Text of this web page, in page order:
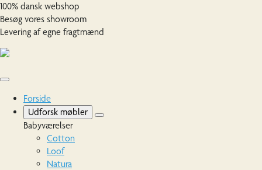
100% dansk webshop
Besøg vores showroom
Levering af egne fragtmænd
Forside
Udforsk møbler
Babyværelser
Cotton
Loof
Natura